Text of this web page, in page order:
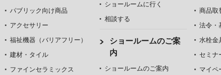
パブリック向け商品
アクセサリー
福祉機器（バリアフリー）
建材・タイル
ファインセラミックス
ショールームに行く
相談する
ショールームのご案
内
ショールームのご案内
商品取
法令・
水栓金
セミナ
マイペ